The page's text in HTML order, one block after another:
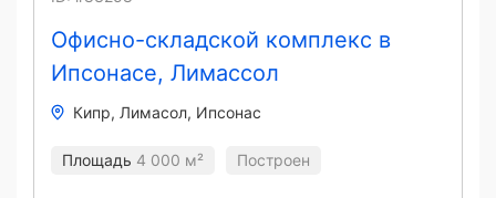
Офисно-складской комплекс в
Ипсонасе, Лимассол
Кипр Лимасол Ипсонас
Площадь 4 000 м² Построен